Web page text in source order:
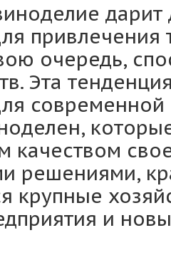
привлечения
очередь,
Эта
качеством
решениями,
крупные
и